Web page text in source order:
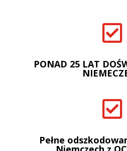

PONAD 25 LAT

Pełne